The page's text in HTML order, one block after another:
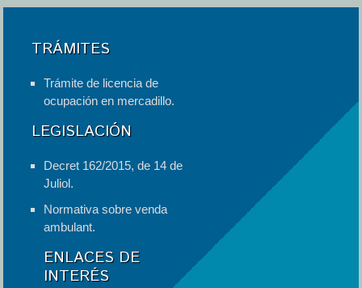
TRÁMITES
Trámite de licencia de
ocupación en mercadillo.
LEGISLACIÓN
Decret 162/2015, de 14 de
Juliol.
Normativa sobre venda
ambulant.
ENLACES DE
INTERÉS